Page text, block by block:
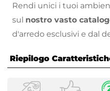
Rendi unici i tuoi
sul nostro vasto
d'arredo esclusivi e dal
Riepilogo
Caratteristiche